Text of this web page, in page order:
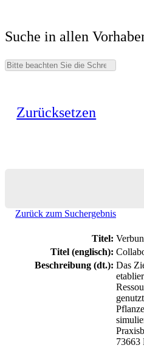
Suche in allen
Zurücksetzen
Zurück zum Suchergebnis
Titel:
Titel (englisch):
Beschreibung (dt.): Das
73663